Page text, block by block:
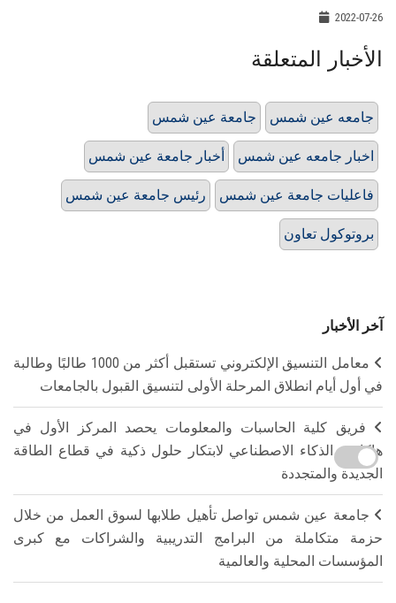
2022-07-26
الأخبار المتعلقة
جامعة عين شمس جامعه عين شمس
أخبار جامعة عين شمس اخبار جامعه عين شمس
رئيس جامعة عين شمس فاعليات جامعة عين شمس
بروتوكول تعاون
آخر الأخبار
معامل التنسيق الإلكتروني تستقبل أكثر من 1000 طالبًا وطالبة
في أول أيام انطلاق المرحلة الأولى لتنسيق القبول بالجامعات
فريق كلية الحاسبات والمعلومات يحصد المركز الأول في
هاكاثون الذكاء الاصطناعي لابتكار حلول ذكية في قطاع الطاقة
الجديدة والمتجددة
جامعة عين شمس تواصل تأهيل طلابها لسوق العمل من خلال
حزمة متكاملة من البرامج التدريبية والشراكات مع كبرى
المؤسسات المحلية والعالمية